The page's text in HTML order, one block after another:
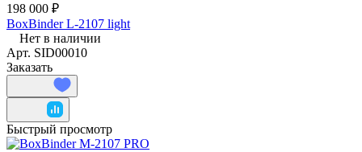
198 000 ₽
BoxBinder L-2107 light
Нет в наличии
Арт. SID00010
Заказать
Быстрый просмотр